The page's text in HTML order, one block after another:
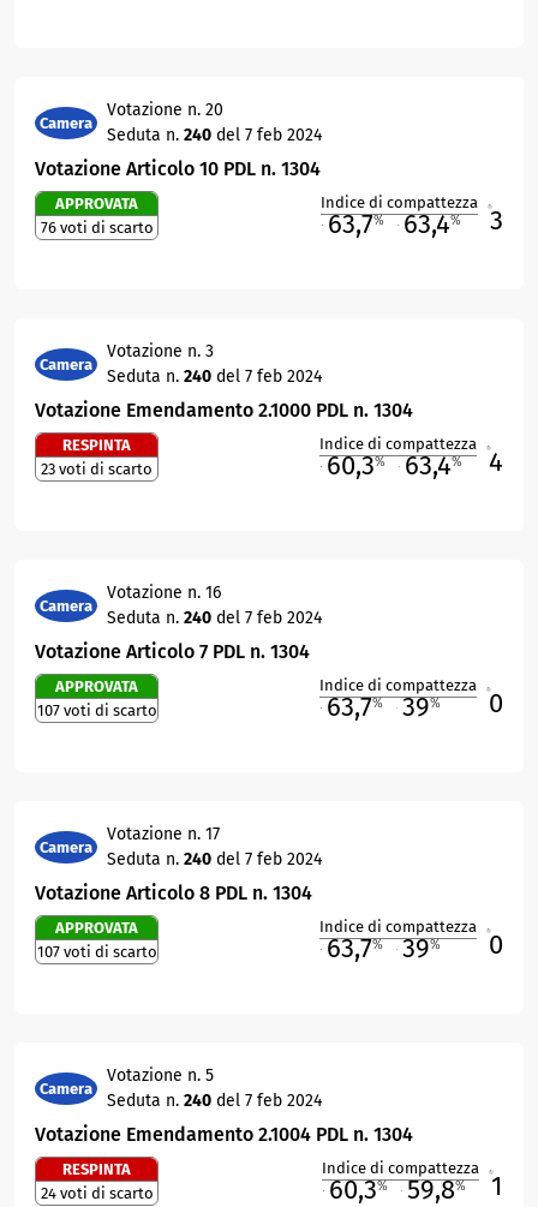
Camera
Votazione n. 20
Seduta n. 240 del 7 feb 2024
Votazione Articolo 10 PDL n. 1304
APPROVATA
76 voti di scarto
Indice di compattezza
63,7% 63,4% 3
Camera
Votazione n. 3
Seduta n. 240 del 7 feb 2024
Votazione Emendamento 2.1000 PDL n. 1304
RESPINTA
23 voti di scarto
Indice di compattezza
60,3% 63,4% 4
Camera
Votazione n. 16
Seduta n. 240 del 7 feb 2024
Votazione Articolo 7 PDL n. 1304
APPROVATA
107 voti di scarto
Indice di compattezza
63,7% 39% 0
Camera
Votazione n. 17
Seduta n. 240 del 7 feb 2024
Votazione Articolo 8 PDL n. 1304
APPROVATA
107 voti di scarto
Indice di compattezza
63,7% 39% 0
Camera
Votazione n. 5
Seduta n. 240 del 7 feb 2024
Votazione Emendamento 2.1004 PDL n. 1304
RESPINTA
24 voti di scarto
Indice di compattezza
60,3% 59,8% 1